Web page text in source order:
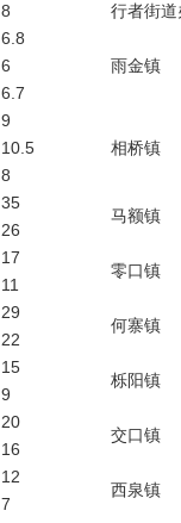
8
行者街道
6.8
雨金镇
6
6.7
9
相桥镇
10.5
8
35
马额镇
26
17
零口镇
11
29
何寨镇
22
15
栎阳镇
9
20
交口镇
16
12
西泉镇
7